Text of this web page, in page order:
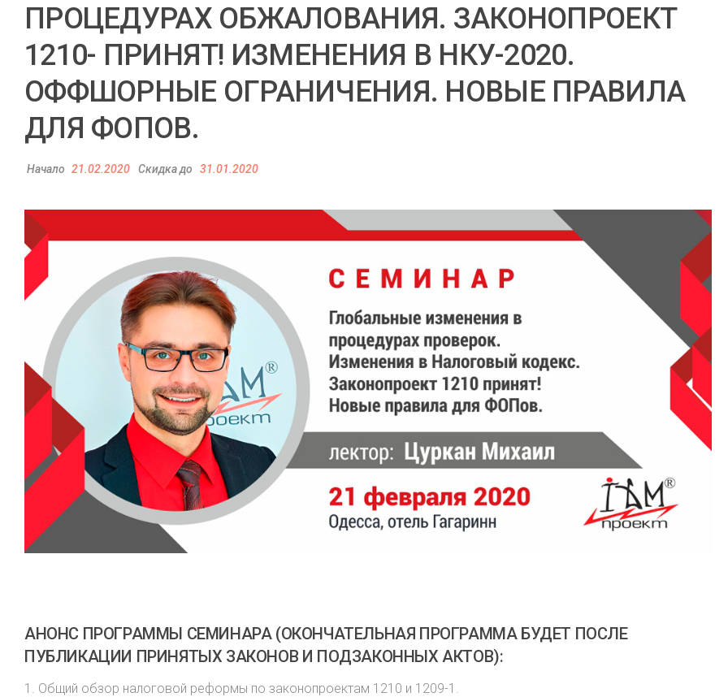
ПРОЦЕДУРАХ ОБЖАЛОВАНИЯ. ЗАКОНОПРОЕКТ
1210- ПРИНЯТ! ИЗМЕНЕНИЯ В НКУ-2020.
ОФФШОРНЫЕ ОГРАНИЧЕНИЯ. НОВЫЕ ПРАВИЛА
ДЛЯ ФОПОВ.
Начало 21.02.2020 Скидка до 31.01.2020
АНОНС ПРОГРАММЫ СЕМИНАРА (ОКОНЧАТЕЛЬНАЯ ПРОГРАММА БУДЕТ ПОСЛЕ
ПУБЛИКАЦИИ ПРИНЯТЫХ ЗАКОНОВ И ПОДЗАКОННЫХ АКТОВ):
1. Общий обзор налоговой реформы по законопроектам 1210 и 1209-1.